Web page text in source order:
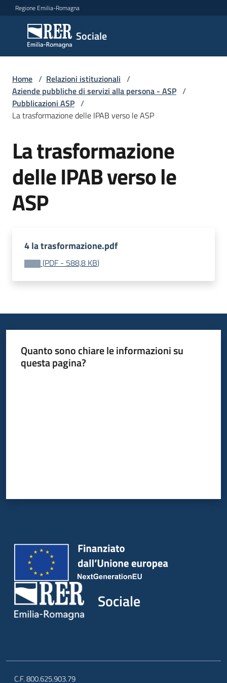
Vai al contenuto
Vai alla navigazione
Vai al footer
Regione Emilia-Romagna
Sociale
Sociale
Argomenti
Novità
Servizi
Leggi
Atti
Bandi
Programmi
Progetti
Home / Relazioni istituzionali /
Aziende pubbliche di servizi alla persona - ASP /
Pubblicazioni ASP /
La trasformazione delle IPAB verso le ASP
La trasformazione
delle IPAB verso le
ASP
4 la trasformazione.pdf
(PDF - 588,8 KB)
Quanto sono chiare le informazioni su
questa pagina?
Sociale
C.F. 800.625.903.79